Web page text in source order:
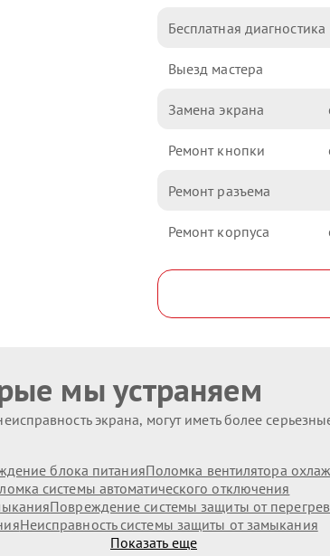
Бесплатная диагностика
Выезд мастера
Замена экрана
Ремонт кнопки
Ремонт разъема
Ремонт корпуса
мы устраняем
экрана, могут иметь более
блока питанияПоломка вентилятора
системы автоматического отключения
Повреждение системы защиты от
Неисправность системы защиты от замыкания
Показать еще